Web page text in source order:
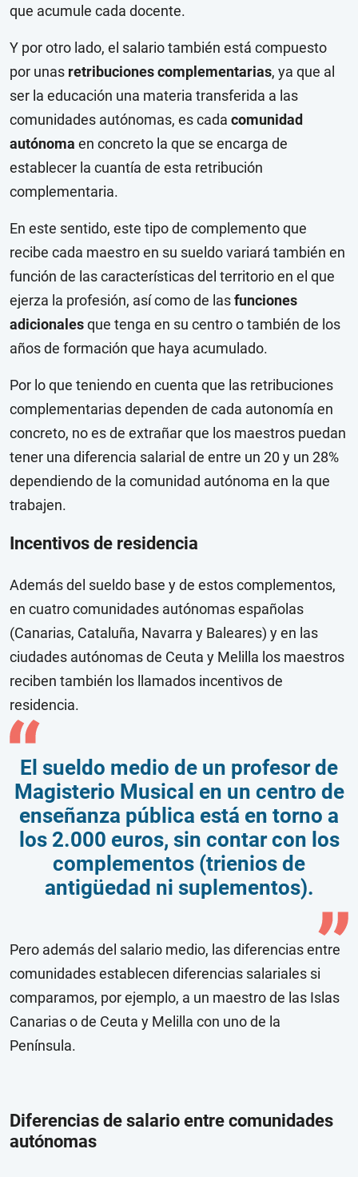
que acumule cada docente.
Y por otro lado, el salario también está compuesto
por unas retribuciones complementarias, ya que al
ser la educación una materia transferida a las
comunidades autónomas, es cada comunidad
autónoma en concreto la que se encarga de
establecer la cuantía de esta retribución
complementaria.
En este sentido, este tipo de complemento que
recibe cada maestro en su sueldo variará también en
función de las características del territorio en el que
ejerza la profesión, así como de lasfunciones
adicionalesque tenga en su centro o también de los
años de formación que haya acumulado.
Por lo que teniendo en cuenta que las retribuciones
complementarias dependen de cada autonomía en
concreto, no es de extrañar que los maestros puedan
tener una diferencia salarial de entre un 20 y un 28%
dependiendo de la comunidad autónoma en la que
trabajen.
Incentivos de residencia
Además del sueldo base y de estos complementos,
en cuatro comunidades autónomas españolas
(Canarias, Cataluña, Navarra y Baleares) y en las
ciudades autónomas de Ceuta y Melilla los maestros
reciben también los llamados incentivos de
residencia.
El sueldo medio de un profesor de
Magisterio Musical en un centro de
enseñanza pública está en torno a
los 2.000 euros, sin contar con los
complementos (trienios de
antigüedad ni suplementos).
Pero además del salario medio, las diferencias entre
comunidades establecen diferencias salariales si
comparamos, por ejemplo, a un maestro de las Islas
Canarias o de Ceuta y Melilla con uno de la
Península.
Diferencias de salario entre comunidades
autónomas